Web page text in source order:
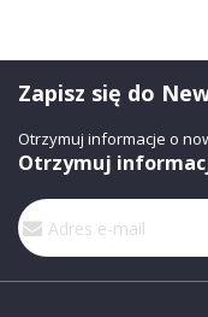
Zapisz się do
Otrzymuj informacje o
Otrzymuj
Subskrybuj
nasz
newsletter: